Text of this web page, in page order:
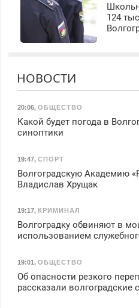
124
НОВОСТИ
20:06, ОБЩЕСТВО
Какой будет погода в
синоптики
19:47, СПОРТ
Волгоградскую Академию
Владислав Хрущак
19:17, КРИМИНАЛ
Волгоградку обвиняют в
использованием
19:01, ОБЩЕСТВО
Об опасности резкого
рассказали волгоградские